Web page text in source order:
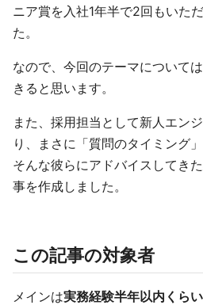
ニア賞を入社1年半で2回もいた
た。
なので、今回のテーマについて
きると思います。
また、採用担当として新人エン
り、まさに「質問のタイミング
そんな彼らにアドバイスしてき
事を作成しました。
この記事の対象者
メインは実務経験半年以内くら